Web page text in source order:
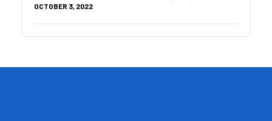
OCTOBER 3, 2022